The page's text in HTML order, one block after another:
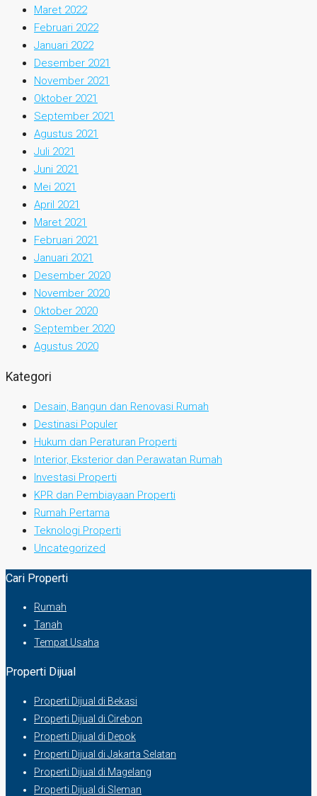
Maret 2022
Februari 2022
Januari 2022
Desember 2021
November 2021
Oktober 2021
September 2021
Agustus 2021
Juli 2021
Juni 2021
Mei 2021
April 2021
Maret 2021
Februari 2021
Januari 2021
Desember 2020
November 2020
Oktober 2020
September 2020
Agustus 2020
Kategori
Desain, Bangun dan Renovasi Rumah
Destinasi Populer
Hukum dan Peraturan Properti
Interior, Eksterior dan Perawatan Rumah
Investasi Properti
KPR dan Pembiayaan Properti
Rumah Pertama
Teknologi Properti
Uncategorized
Cari Properti
Rumah
Tanah
Tempat Usaha
Properti Dijual
Properti Dijual di Bekasi
Properti Dijual di Cirebon
Properti Dijual di Depok
Properti Dijual di Jakarta Selatan
Properti Dijual di Magelang
Properti Dijual di Sleman